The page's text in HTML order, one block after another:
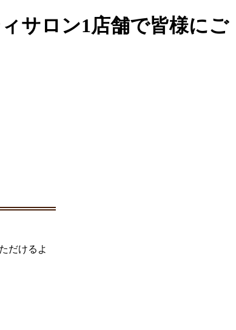
サロン1店舗で皆様にご
だけるよ